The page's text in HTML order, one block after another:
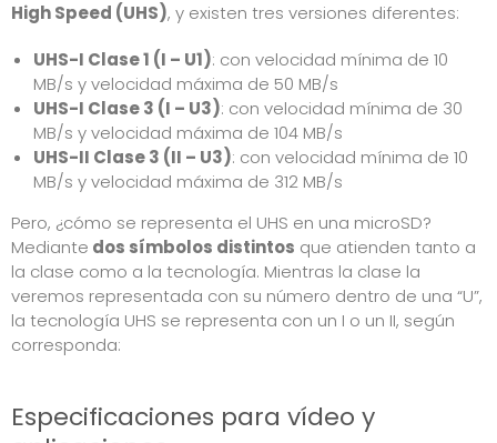
High Speed (UHS), y existen tres versiones diferentes:
UHS-I Clase 1 (I – U1): con velocidad mínima de 10
MB/s y velocidad máxima de 50 MB/s
UHS-I Clase 3 (I – U3): con velocidad mínima de 30
MB/s y velocidad máxima de 104 MB/s
UHS-II Clase 3 (II – U3): con velocidad mínima de 10
MB/s y velocidad máxima de 312 MB/s
Pero, ¿cómo se representa el UHS en una microSD?
Mediante dos símbolos distintos que atienden tanto a
la clase como a la tecnología. Mientras la clase la
veremos representada con su número dentro de una “U”,
la tecnología UHS se representa con un I o un II, según
corresponda:
Especificaciones para vídeo y